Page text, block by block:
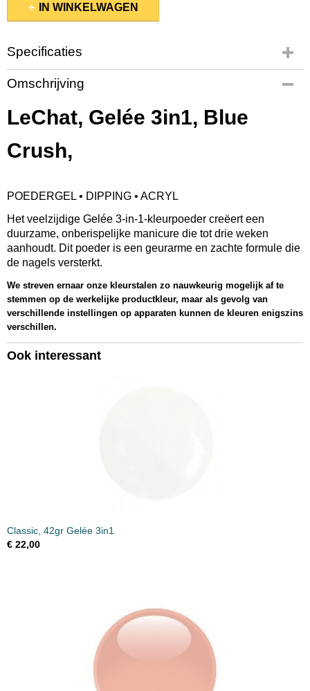
IN WINKELWAGEN
Specificaties
Productcode
GCP41
EAN code
845370035838
GCP41
Afmetingen (l,b,h)
5,50 x 5,50 x 5 cm
Omschrijving
LeChat, Gelée 3in1, Blue
Crush,
POEDERGEL • DIPPING • ACRYL
Het veelzijdige Gelée 3-in-1-kleurpoeder creëert een
duurzame, onberispelijke manicure die tot drie weken
aanhoudt. Dit poeder is een geurarme en zachte formule die
de nagels versterkt.
We streven ernaar onze kleurstalen zo nauwkeurig mogelijk af te
stemmen op de werkelijke productkleur, maar als gevolg van
verschillende instellingen op apparaten kunnen de kleuren enigszins
verschillen.
Ook interessant
Classic, 42gr Gelée 3in1
€ 22,00